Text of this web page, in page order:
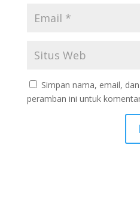
Simpan nama, email,
peramban ini untuk